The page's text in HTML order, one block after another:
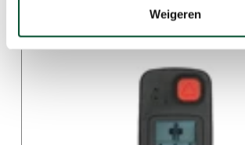
Weigeren